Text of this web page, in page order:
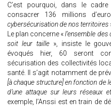
C’est pourquoi, dans le
consacrer 136 millions
cybersécurisation de nos territoires
Le plan concerne «l’ensemble
soit leur taille », insiste le
évoqués hier, 60 seront
sécurisation des collectivités
santé. Il s’agit notamment de
[à chaque structure] en fonction de
d’une attaque sur leurs réseaux
exemple, l’Anssi est en train de